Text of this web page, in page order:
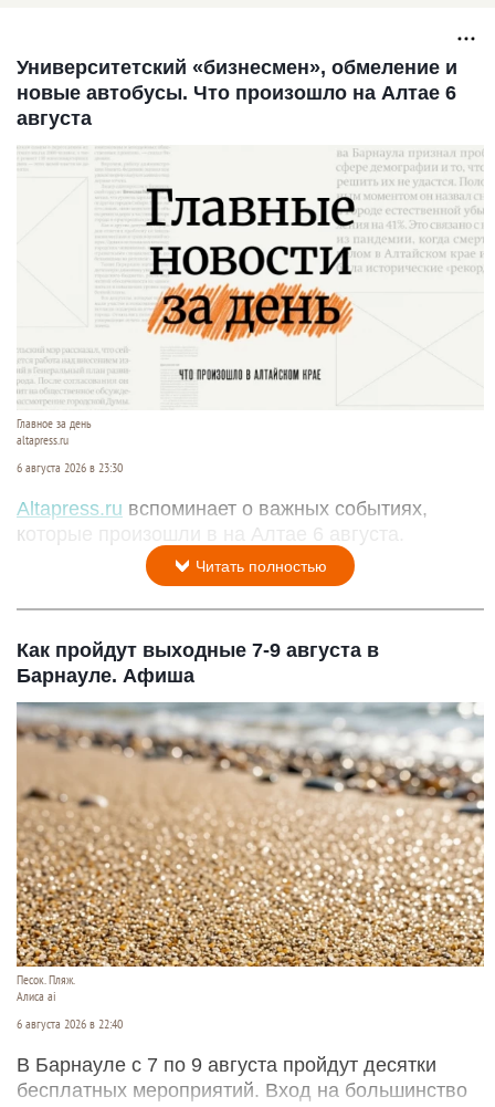
Университетский «бизнесмен», обмеление и
новые автобусы. Что произошло на Алтае 6
августа
Главное за день
altapress.ru
6 августа 2026 в 23:30
Altapress.ru вспоминает о важных событиях,
которые произошли в на Алтае 6 августа.
Читать полностью
Как пройдут выходные 7-9 августа в
Барнауле. Афиша
Песок. Пляж.
Алиса ai
6 августа 2026 в 22:40
В Барнауле с 7 по 9 августа пройдут десятки
бесплатных мероприятий. Вход на большинство